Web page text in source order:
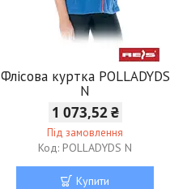
Флісова куртка POLLADYDS
N
1 073,52 ₴
Під замовлення
POLLADYDS N
Купити